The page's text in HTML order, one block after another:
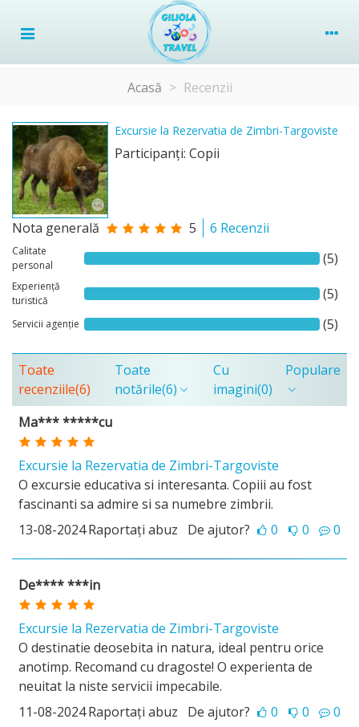
Acasă > Recenzii
Excursie la Rezervatia de Zimbri-Targoviste
Participanţi: Copii
Nota generală 5 6 Recenzii
Calitate
personal
(5)
Experiență
turistică
(5)
Servicii agenție (5)
Toate
recenziile(6)
Toate
notările(6)
Cu
imagini(0)
Populare
Ma*** *****cu
Excursie la Rezervatia de Zimbri-Targoviste
O excursie educativa si interesanta. Copiii au fost
fascinanti sa admire si sa numebre zimbrii.
13-08-2024Raportați abuz De ajutor? 0 0 0
De**** ***in
Excursie la Rezervatia de Zimbri-Targoviste
O destinatie deosebita in natura, ideal pentru orice
anotimp. Recomand cu dragoste! O experienta de
neuitat la niste servicii impecabile.
11-08-2024Raportați abuz De ajutor? 0 0 0